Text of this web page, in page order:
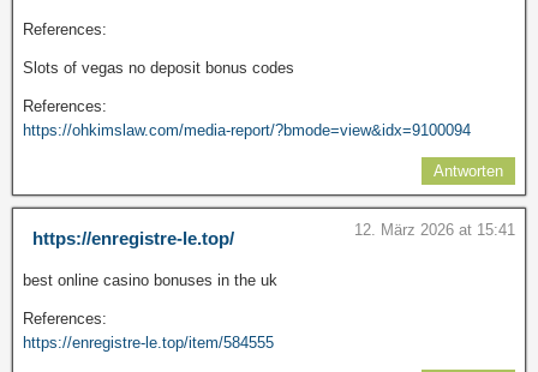
References:
Slots of vegas no deposit bonus codes
References:
https://ohkimslaw.com/media-report/?bmode=view&idx=9100094
Antworten
https://enregistre-le.top/ 12. März 2026 at 15:41
best online casino bonuses in the uk
References:
https://enregistre-le.top/item/584555